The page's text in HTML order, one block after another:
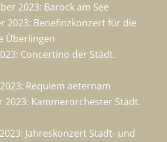
2023: Barock am See
2023: Benefinzkonzert für die
Überlingen
Concertino der Städt.
Requiem aeternam
2023: Kammerorchester Städt.
Jahreskonzert Stadt- und